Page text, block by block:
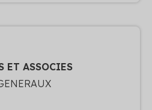
ET ASSOCIES